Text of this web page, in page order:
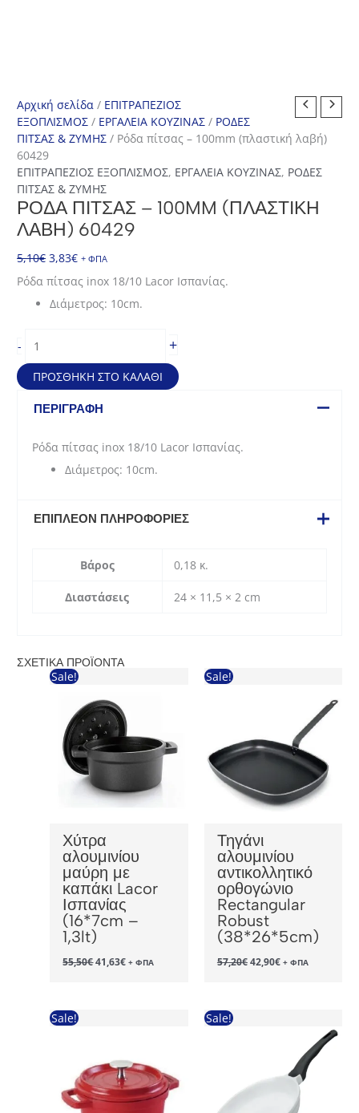
Αρχική σελίδα / ΕΠΙΤΡΑΠΕΖΙΟΣ
ΕΞΟΠΛΙΣΜΟΣ / ΕΡΓΑΛΕΙΑ ΚΟΥΖΙΝΑΣ / ΡΟΔΕΣ
ΠΙΤΣΑΣ & ΖΥΜΗΣ / Ρόδα πίτσας – 100mm (πλαστική λαβή)
60429
ΕΠΙΤΡΑΠΕΖΙΟΣ ΕΞΟΠΛΙΣΜΟΣ, ΕΡΓΑΛΕΙΑ ΚΟΥΖΙΝΑΣ, ΡΟΔΕΣ
ΠΙΤΣΑΣ & ΖΥΜΗΣ
ΡΌΔΑ ΠΊΤΣΑΣ – 100MM (ΠΛΑΣΤΙΚΉ
ΛΑΒΉ) 60429
5,10€ Original
price
5,10€.
3,83€Η
τρέχουσα
τιμή
είναι:
+ ΦΠΑ
Ρόδα πίτσας inox 18/10 Lacor Ισπανίας.
Διάμετρος: 10cm.
-
πίτσας
-
100mm
(πλαστική
ποσότητα
+
ΠΡΟΣΘΉΚΗ ΣΤΟ ΚΑΛΆΘΙ
ΠΕΡΙΓΡΑΦΉ
Ρόδα πίτσας inox 18/10 Lacor Ισπανίας.
Διάμετρος: 10cm.
ΕΠΙΠΛΈΟΝ ΠΛΗΡΟΦΟΡΊΕΣ
Βάρος 0,18 κ.
Διαστάσεις 24 × 11,5 × 2 cm
ΣΧΕΤΙΚΆ ΠΡΟΪΌΝΤΑ
Sale!
Χύτρα
αλουμινίου
μαύρη με
καπάκι Lacor
Ισπανίας
(16*7cm –
1,3lt)
55,50€ Original
price
41,63€Η+ ΦΠΑ
Sale!
Τηγάνι
αλουμινίου
αντικολλητικό
ορθογώνιο
Rectangular
Robust
(38*26*5cm)
57,20€ Original
price
42,90€Η+ ΦΠΑ
Sale! Sale!